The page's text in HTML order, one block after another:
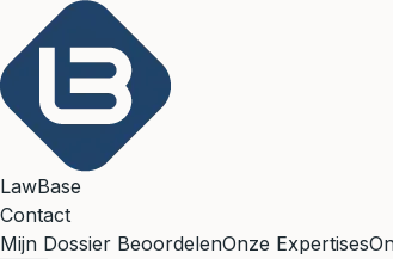
LawBase
Contact
Mijn Dossier BeoordelenOnze Expertises